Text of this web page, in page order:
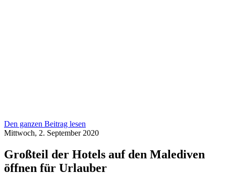
Den ganzen Beitrag lesen
Mittwoch, 2. September 2020
Großteil der Hotels auf den Malediven
öffnen für Urlauber